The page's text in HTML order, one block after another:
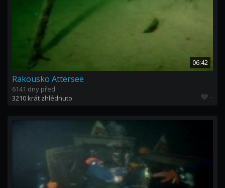
06:42
Rakousko Attersee
6141 dny před
3210 krát zhlédnuto
-